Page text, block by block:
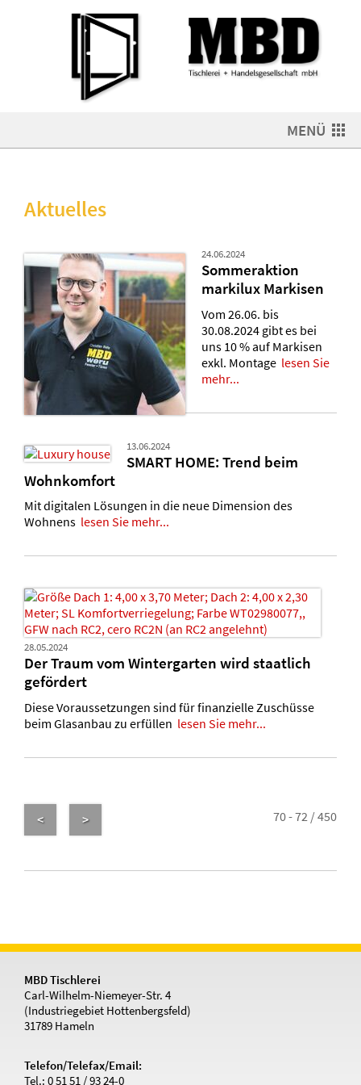
MENÜ
Aktuelles
24.06.2024
Sommeraktion
markilux Markisen
Vom 26.06. bis
30.08.2024 gibt es bei
uns 10 % auf Markisen
exkl. Montage lesen Sie
mehr...
13.06.2024
SMART HOME: Trend beim
Wohnkomfort
Mit digitalen Lösungen in die neue Dimension des
Wohnens lesen Sie mehr...
28.05.2024
Der Traum vom Wintergarten wird staatlich
gefördert
Diese Voraussetzungen sind für finanzielle Zuschüsse
beim Glasanbau zu erfüllen lesen Sie mehr...
< > 70 - 72 / 450
MBD Tischlerei
Carl-Wilhelm-Niemeyer-Str. 4
(Industriegebiet Hottenbergsfeld)
31789 Hameln
Telefon/Telefax/Email:
Tel.: 0 51 51 / 93 24-0